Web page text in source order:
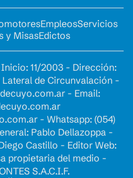
EmpleosServicios
y MisasEdictos
11/2003 - Dirección:
Lateral de Circunvalación -
- Email:
- Whatsapp: (054)
Pablo Dellazoppa -
Castillo - Editor Web:
propietaria del medio -
S.A.C.I.F.